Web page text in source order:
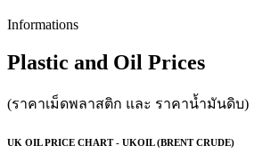
Informations
Plastic and Oil Prices
(ราคาเม็ดพลาสติก และ ราคาน้ำมันดิบ)
UK OIL PRICE CHART - UKOIL (BRENT CRUDE)